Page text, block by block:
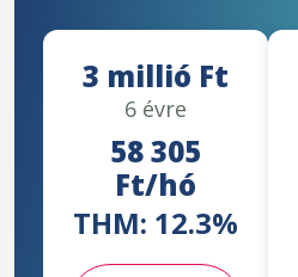
3 millió Ft
6 évre
58 305
Ft/hó
THM: 12.3%